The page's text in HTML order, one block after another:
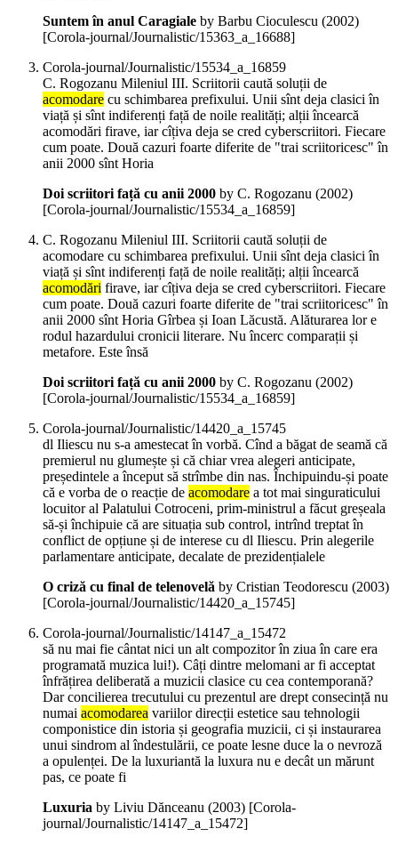
Suntem în anul Caragiale by Barbu Cioculescu (2002)
[Corola-journal/Journalistic/15363_a_16688]
Corola-journal/Journalistic/15534_a_16859
C. Rogozanu Mileniul III. Scriitorii caută soluții de
acomodare cu schimbarea prefixului. Unii sînt deja clasici în
viață și sînt indiferenți față de noile realități; alții încearcă
acomodări firave, iar cîțiva deja se cred cyberscriitori. Fiecare
cum poate. Două cazuri foarte diferite de "trai scriitoricesc" în
anii 2000 sînt Horia
Doi scriitori față cu anii 2000 by C. Rogozanu (2002)
[Corola-journal/Journalistic/15534_a_16859]
C. Rogozanu Mileniul III. Scriitorii caută soluții de
acomodare cu schimbarea prefixului. Unii sînt deja clasici în
viață și sînt indiferenți față de noile realități; alții încearcă
acomodări firave, iar cîțiva deja se cred cyberscriitori. Fiecare
cum poate. Două cazuri foarte diferite de "trai scriitoricesc" în
anii 2000 sînt Horia Gîrbea și Ioan Lăcustă. Alăturarea lor e
rodul hazardului cronicii literare. Nu încerc comparații și
metafore. Este însă
Doi scriitori față cu anii 2000 by C. Rogozanu (2002)
[Corola-journal/Journalistic/15534_a_16859]
Corola-journal/Journalistic/14420_a_15745
dl Iliescu nu s-a amestecat în vorbă. Cînd a băgat de seamă că
premierul nu glumește și că chiar vrea alegeri anticipate,
președintele a început să strîmbe din nas. Închipuindu-și poate
că e vorba de o reacție de acomodare a tot mai singuraticului
locuitor al Palatului Cotroceni, prim-ministrul a făcut greșeala
să-și închipuie că are situația sub control, intrînd treptat în
conflict de opțiune și de interese cu dl Iliescu. Prin alegerile
parlamentare anticipate, decalate de prezidențialele
O criză cu final de telenovelă by Cristian Teodorescu (2003)
[Corola-journal/Journalistic/14420_a_15745]
Corola-journal/Journalistic/14147_a_15472
să nu mai fie cântat nici un alt compozitor în ziua în care era
programată muzica lui!). Câți dintre melomani ar fi acceptat
înfrățirea deliberată a muzicii clasice cu cea contemporană?
Dar concilierea trecutului cu prezentul are drept consecință nu
numai acomodarea variilor direcții estetice sau tehnologii
componistice din istoria și geografia muzicii, ci și instaurarea
unui sindrom al îndestulării, ce poate lesne duce la o nevroză
a opulenței. De la luxuriantă la luxura nu e decât un mărunt
pas, ce poate fi
Luxuria by Liviu Dănceanu (2003) [Corola-
journal/Journalistic/14147_a_15472]